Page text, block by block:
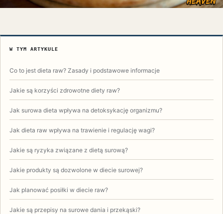
W TYM ARTYKULE
Co to jest dieta raw? Zasady i podstawowe informacje
Jakie są korzyści zdrowotne diety raw?
Jak surowa dieta wpływa na detoksykację organizmu?
Jak dieta raw wpływa na trawienie i regulację wagi?
Jakie są ryzyka związane z dietą surową?
Jakie produkty są dozwolone w diecie surowej?
Jak planować posiłki w diecie raw?
Jakie są przepisy na surowe dania i przekąski?